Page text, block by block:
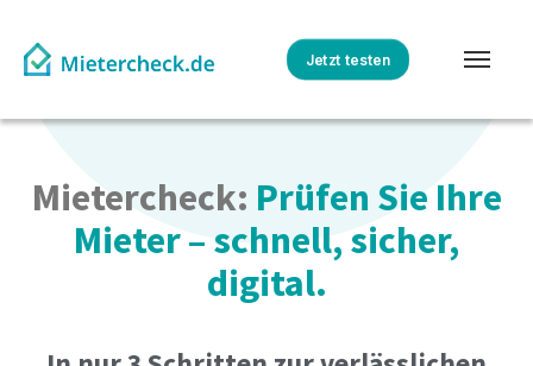
Jetzt testen
Mietercheck: Prüfen Sie Ihre
Mieter – schnell, sicher,
digital.